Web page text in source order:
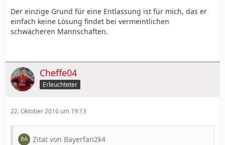
Der einzige Grund für eine Entlassung ist für mich, das er
einfach keine Lösung findet bei vermeintlichen
schwächeren Mannschaften.
Cheffe04
Erleuchteter
22. Oktober 2016 um 19:13
Zitat von Bayerfan2k4